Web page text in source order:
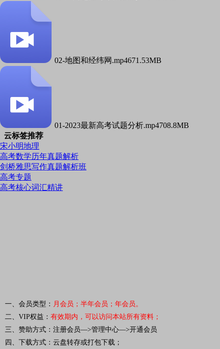
02-地图和经纬网.mp4671.53MB
01-2023最新高考试题分析.mp4708.8MB
云标签推荐
宋小明地理
高考数学历年真题解析
剑桥雅思写作真题解析班
高考专题
高考核心词汇精讲
一、会员类型： 月会员；半年会员；年会员。
二、VIP权益： 有效期内，可以访问本站所有资料 ；
三、赞助方式：注册会员—>管理中心—>开通会员
四、下载方式：云盘转存或打包下载；